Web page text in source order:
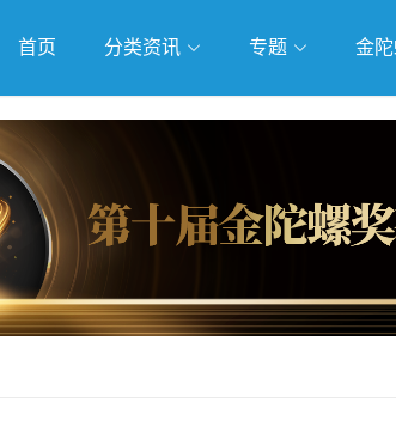
首页 分类资讯 专题
抢滩全球 人工智能 武侠游戏 独立游戏
跨界Talk
金